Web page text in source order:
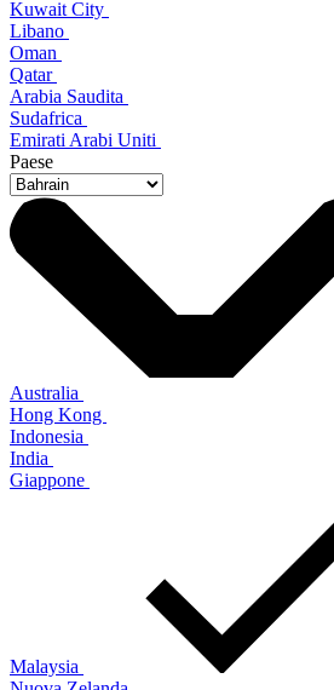
Kuwait City
Libano
Oman
Qatar
Arabia Saudita
Sudafrica
Emirati Arabi Uniti
Paese
Australia
Hong Kong
Indonesia
India
Giappone
Malaysia